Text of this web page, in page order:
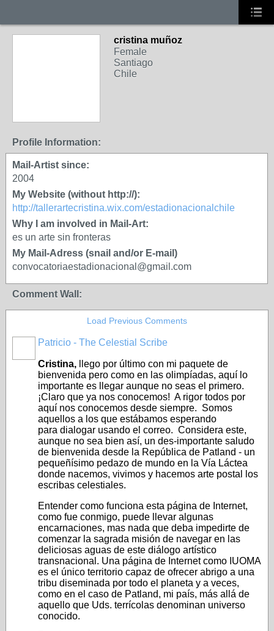
cristina muñoz
Female
Santiago
Chile
Profile Information:
Mail-Artist since:
2004
My Website (without http://):
http://tallerartecristina.wix.com/estadionacionalchile
Why I am involved in Mail-Art:
es un arte sin fronteras
My Mail-Adress (snail and/or E-mail)
convocatoriaestadionacional@gmail.com
Comment Wall:
Load Previous Comments
Patricio - The Celestial Scribe
Cristina, llego por último con mi paquete de
bienvenida pero como en las olimpíadas, aquí lo
importante es llegar aunque no seas el primero.
¡Claro que ya nos conocemos! A rigor todos por
aquí nos conocemos desde siempre. Somos
aquellos a los que estábamos esperando
para dialogar usando el correo. Considera este,
aunque no sea bien así, un des-importante saludo
de bienvenida desde la República de Patland - un
pequeñísimo pedazo de mundo en la Vía Láctea
donde nacemos, vivimos y hacemos arte postal los
escribas celestiales.
Entender como funciona esta página de Internet,
como fue conmigo, puede llevar algunas
encarnaciones, mas nada que deba impedirte de
comenzar la sagrada misión de navegar en las
deliciosas aguas de este diálogo artístico
transnacional. Una página de Internet como IUOMA
es el único territorio capaz de ofrecer abrigo a una
tribu diseminada por todo el planeta y a veces,
como en el caso de Patland, mi país, más allá de
aquello que Uds. terrícolas denominan universo
conocido.